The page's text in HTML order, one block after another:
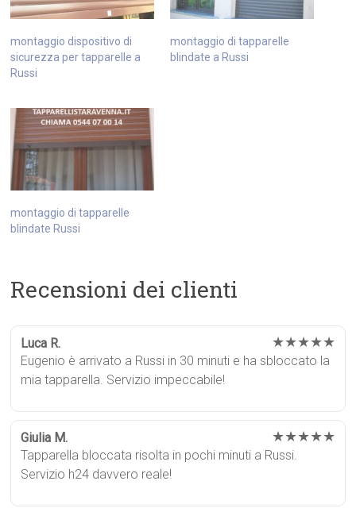
montaggio dispositivo di
sicurezza per tapparelle a
Russi
montaggio di tapparelle
blindate a Russi
montaggio di tapparelle
blindate Russi
Recensioni dei clienti
Luca R. ★★★★★
Eugenio è arrivato a Russi in 30 minuti e ha sbloccato la
mia tapparella. Servizio impeccabile!
Giulia M. ★★★★★
Tapparella bloccata risolta in pochi minuti a Russi.
Servizio h24 davvero reale!